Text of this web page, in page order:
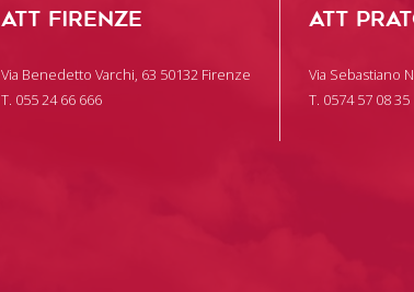
ATT FIRENZE
Via Benedetto Varchi, 63 50132 Firenze
T. 055 24 66 666
ATT
Via Sebastiano
T. 0574 57 08 35